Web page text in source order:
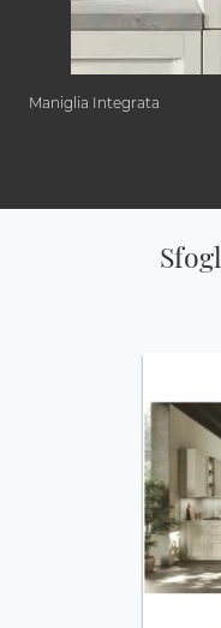
Maniglia Integrata